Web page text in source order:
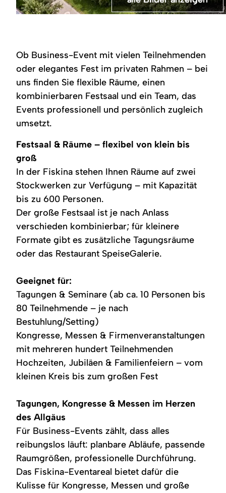
©
der
Nordseite,
im
Vordergrund
eine
kleine
Brücke.
Rückseite,
im
ersten
befindet
sich
ein
Balkon
den
rechts
der
Saalt
großer
Fensterfront.
in
der
Mitte
sich
ein
Lichtschacht
mit
Fensterfront
Dach.
Fiskina
-
großer
-
festlich
gedeckte
Hochzeits-
Kaffeetafel
Ob Business-Event mit vielen Teilnehmenden
oder elegantes Fest im privaten Rahmen – bei
uns finden Sie flexible Räume, einen
kombinierbaren Festsaal und ein Team, das
Events professionell und persönlich zugleich
umsetzt.
Festsaal & Räume – flexibel von klein bis
groß
In der Fiskina stehen Ihnen Räume auf zwei
Stockwerken zur Verfügung – mit Kapazität
bis zu 600 Personen.
Der große Festsaal ist je nach Anlass
verschieden kombinierbar; für kleinere
Formate gibt es zusätzliche Tagungsräume
oder das Restaurant SpeiseGalerie.
Geeignet für:
Tagungen & Seminare (ab ca. 10 Personen bis
80 Teilnehmende – je nach
Bestuhlung/Setting)
Kongresse, Messen & Firmenveranstaltungen
mit mehreren hundert Teilnehmenden
Hochzeiten, Jubiläen & Familienfeiern – vom
kleinen Kreis bis zum großen Fest
Tagungen, Kongresse & Messen im Herzen
des Allgäus
Für Business-Events zählt, dass alles
reibungslos läuft: planbare Abläufe, passende
Raumgrößen, professionelle Durchführung.
Das Fiskina-Eventareal bietet dafür die
Kulisse für Kongresse, Messen und große